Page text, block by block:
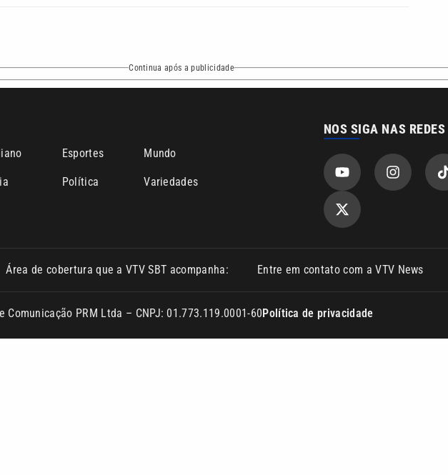
Continua após a publicidade
Esportes Mundo
Política Variedades
NOS SIGA NAS REDES
Área de cobertura que a VTV SBT acompanha: Entre em contato com a VTV News
PRM Ltda – CNPJ: 01.773.119.0001-60 Política de privacidade